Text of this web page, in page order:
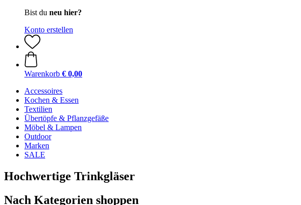
Bist du neu hier?
Konto erstellen
Warenkorb € 0,00
Accessoires
Kochen & Essen
Textilien
Übertöpfe & Pflanzgefäße
Möbel & Lampen
Outdoor
Marken
SALE
Hochwertige Trinkgläser
Nach Kategorien shoppen